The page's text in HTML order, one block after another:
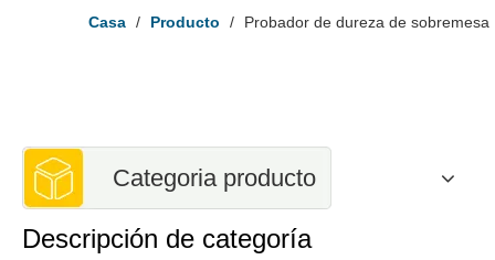
Casa / Producto / Probador de dureza de sobremesa
Categoria producto
Descripción de categoría